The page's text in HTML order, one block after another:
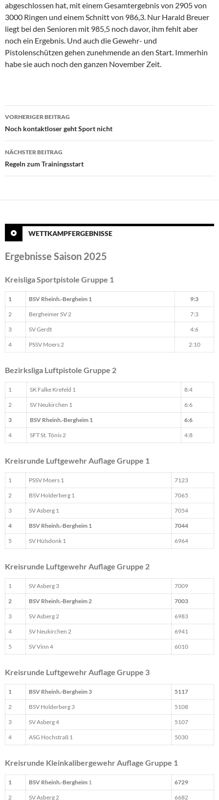
abgeschlossen hat, mit einem Gesamtergebnis von 2905 von
3000 Ringen und einem Schnitt von 986,3. Nur Harald Breuer
liegt bei den Senioren mit 985,5 noch davor, ihm fehlt aber
noch ein Ergebnis. Und auch die Gewehr- und
Pistolenschützen gehen zunehmende an den Start. Immerhin
habe sie auch noch den ganzen November Zeit.
Beitragsnavigation
VORHERIGER BEITRAG
Noch kontaktloser geht Sport nicht
NÄCHSTER BEITRAG
Regeln zum Trainingsstart
WETTKAMPFERGEBNISSE
Ergebnisse Saison 2025
Kreisliga Sportpistole Gruppe 1
1 BSV Rheinh.-Bergheim 1 9:3
2 Bergheimer SV 2 7:3
3 SV Gerdt 4:6
4 PSSV Moers 2 2:10
Bezirksliga Luftpistole Gruppe 2
1 SK Falke Krefeld 1 8:4
2 SV Neukirchen 1 6:6
3 BSV Rheinh.-Bergheim 1 6:6
4 SFT St. Tönis 2 4:8
Kreisrunde Luftgewehr Auflage Gruppe 1
1 PSSV Moers 1 7123
2 BSV Holderberg 1 7065
3 SV Asberg 1 7054
4 BSV Rheinh.-Bergheim 1 7044
5 SV Hülsdonk 1 6964
Kreisrunde Luftgewehr Auflage Gruppe 2
1 SV Asberg 3 7009
2 BSV Rheinh.-Bergheim 2 7003
3 SV Asberg 2 6983
4 SV Neukirchen 2 6941
5 SV Vinn 4 6010
Kreisrunde Luftgewehr Auflage Gruppe 3
1 BSV Rheinh.-Bergheim 3 5117
2 BSV Holderberg 3 5108
3 SV Asberg 4 5107
4 ASG Hochstraß 1 5030
Kreisrunde Kleinkalibergewehr Auflage Gruppe 1
1 BSV Rheinh.-Bergheim 1 6729
2 SV Asberg 2 6682